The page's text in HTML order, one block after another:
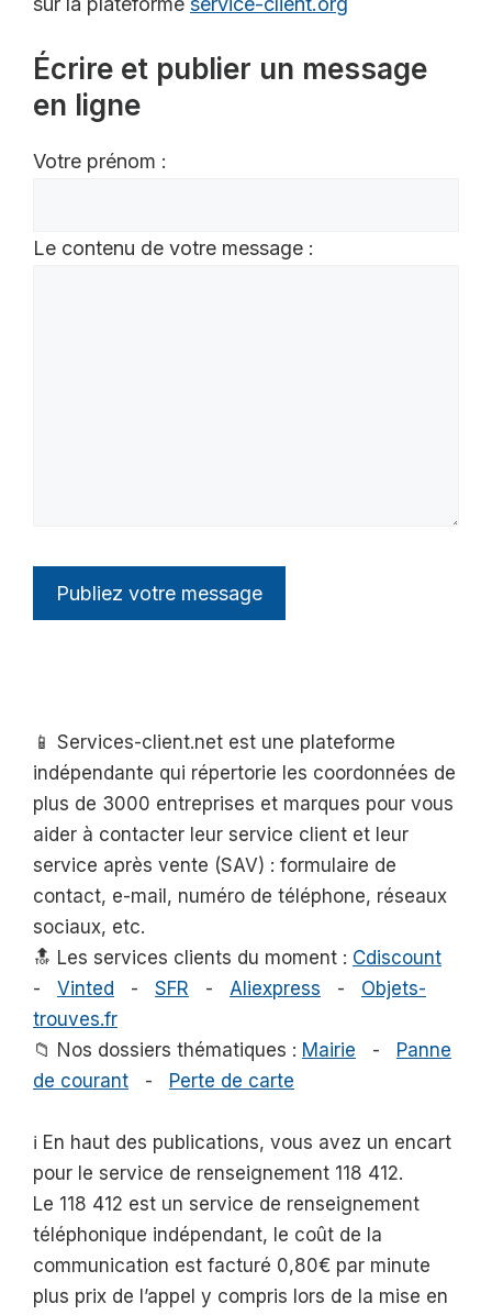
Écrire et publier un message
en ligne
Votre prénom :
Le contenu de votre message :
📱 Services-client.net est une plateforme
indépendante qui répertorie les coordonnées de
plus de 3000 entreprises et marques pour vous
aider à contacter leur service client et leur
service après vente (SAV) : formulaire de
contact, e-mail, numéro de téléphone, réseaux
sociaux, etc.
🔝 Les services clients du moment : Cdiscount
- Vinted - SFR - Aliexpress - Objets-
trouves.fr
📁 Nos dossiers thématiques : Mairie - Panne
de courant - Perte de carte
ℹ️ En haut des publications, vous avez un encart
pour le service de renseignement 118 412.
Le 118 412 est un service de renseignement
téléphonique indépendant, le coût de la
communication est facturé 0,80€ par minute
plus prix de l’appel y compris lors de la mise en